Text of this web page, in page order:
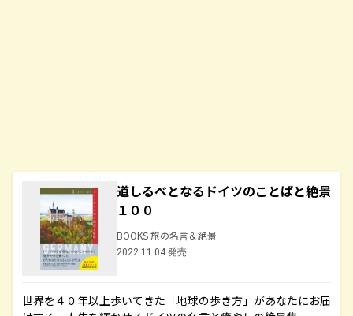
道しるべとなるドイツのことばと絶景
１００
BOOKS 旅の名言＆絶景
2022.11.04 発売
世界を４０年以上歩いてきた「地球の歩き方」があなたにお届